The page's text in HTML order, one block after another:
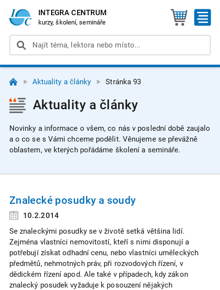
INTEGRA CENTRUM
kurzy, školení, semináře
Aktuality a články Stránka 93
Aktuality a články
Novinky a informace o všem, co nás v poslední době zaujalo
a o co se s Vámi chceme podělit. Věnujeme se převážně
oblastem, ve kterých pořádáme školení a semináře.
Znalecké posudky a soudy
10.2.2014
Se znaleckými posudky se v životě setká většina lidí.
Zejména vlastníci nemovitostí, kteří s nimi disponují a
potřebují získat odhadní cenu, nebo vlastníci uměleckých
předmětů, nehmotných práv, při rozvodových řízení, v
dědickém řízení apod. Ale také v případech, kdy zákon
znalecký posudek vyžaduje k posouzení nějakých